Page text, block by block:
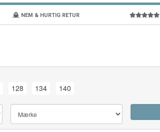
NEM & HURTIG RETUR
128 134 140